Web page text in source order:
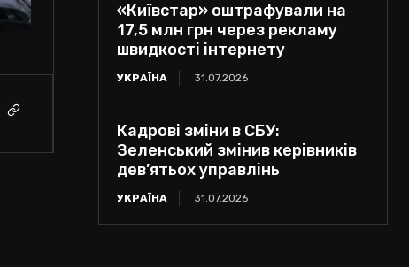
«Київстар» оштрафували на
17,5 млн грн через рекламу
швидкості інтернету
УКРАЇНА 31.07.2026
Кадрові зміни в СБУ:
Зеленський змінив керівників
дев’ятьох управлінь
УКРАЇНА 31.07.2026